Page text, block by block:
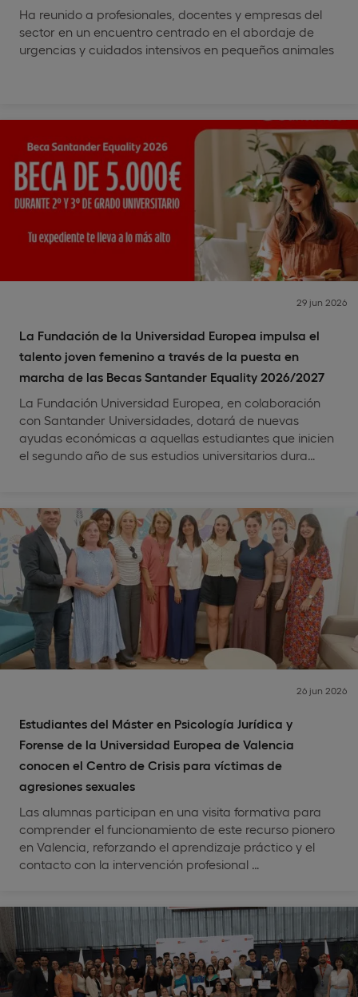
Ha reunido a profesionales, docentes y empresas del
sector en un encuentro centrado en el abordaje de
urgencias y cuidados intensivos en pequeños animales
La Fundación de la Universidad Europea impulsa el
talento joven femenino a través de la puesta en
marcha de las Becas Santander Equality 2026/2027
29 jun 2026
La Fundación Universidad Europea, en colaboración
con Santander Universidades, dotará de nuevas
ayudas económicas a aquellas estudiantes que inicien
el segundo año de sus estudios universitarios dura…
Estudiantes del Máster en Psicología Jurídica y
Forense de la Universidad Europea de Valencia
conocen el Centro de Crisis para víctimas de
agresiones sexuales
26 jun 2026
Las alumnas participan en una visita formativa para
comprender el funcionamiento de este recurso pionero
en Valencia, reforzando el aprendizaje práctico y el
contacto con la intervención profesional …